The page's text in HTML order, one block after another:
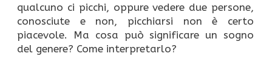
qualcuno ci picchi, oppure vedere due persone,
conosciute e non, picchiarsi non è certo
piacevole. Ma cosa può significare un sogno
del genere? Come interpretarlo?